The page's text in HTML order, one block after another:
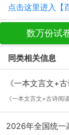
点击这里进入【
数万份试
同类相关信息
《一本文言文+
《一本文言文+古诗阅
文、古诗词...[详细]
2026年全国统一